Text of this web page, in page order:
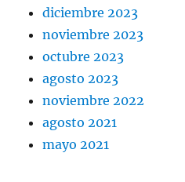
diciembre 2023
noviembre 2023
octubre 2023
agosto 2023
noviembre 2022
agosto 2021
mayo 2021